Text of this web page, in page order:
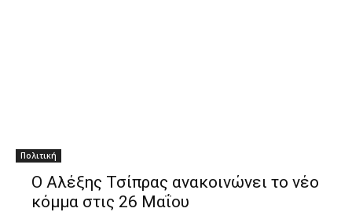
Πολιτική
Ο Αλέξης Τσίπρας ανακοινώνει το νέο
κόμμα στις 26 Μαΐου